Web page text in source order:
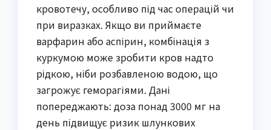
кровотечу, особливо під час операцій чи
при виразках. Якщо ви приймаєте
варфарин або аспірин, комбінація з
куркумою може зробити кров надто
рідкою, ніби розбавленою водою, що
загрожує геморагіями. Дані
попереджають: доза понад 3000 мг на
день підвищує ризик шлункових